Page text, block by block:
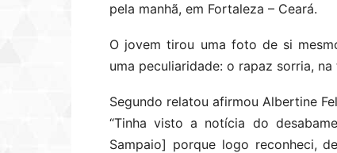
pela manhã, em Fortaleza – Ceará.
O jovem tirou uma foto de si
uma peculiaridade: o rapaz sorria, na
Segundo relatou afirmou Albertine
“Tinha visto a notícia do
Sampaio] porque logo reconheci,